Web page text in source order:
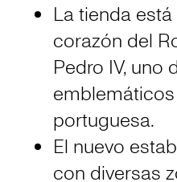
La tienda
corazón del
Pedro IV, uno
portuguesa.
El nuevo
con diversas